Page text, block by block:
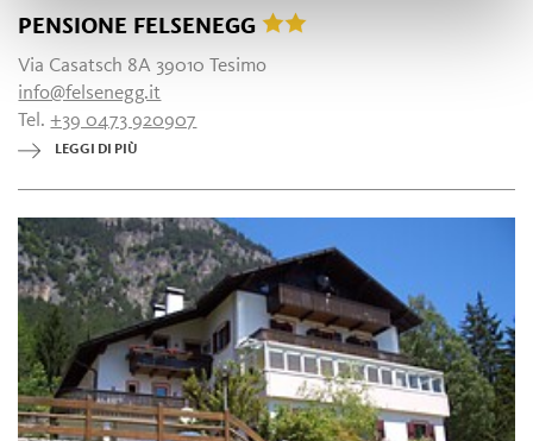
PENSIONE FELSENEGG
Via Casatsch 8A 39010 Tesimo
info@felsenegg.it
Tel.+39 0473 920907
LEGGI DI PIÙ